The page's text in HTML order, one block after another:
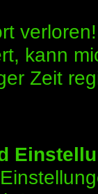
verloren!
kann
Zeit